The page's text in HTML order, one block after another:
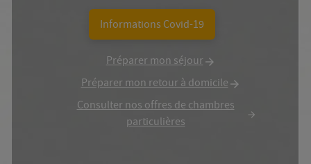
Informations Covid-19
Préparer mon séjour
Préparer mon retour à domicile
Consulter nos offres de chambres
particulières